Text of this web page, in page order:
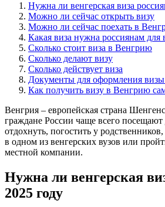
Нужна ли венгерская виза
Можно ли сейчас открыть визу
Можно ли сейчас поехать в
Какая виза нужна россиянам для
Сколько стоит виза в Венгрию
Сколько делают визу
Сколько действует виза
Документы для оформления
Как получить визу в Венгрию
Венгрия – европейская страна
граждане России чаще всего посещают
отдохнуть, погостить у
в одном из венгерских вузов или
местной компании.
Нужна ли венгерская
2025 году